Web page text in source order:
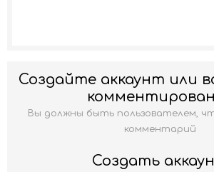
Создайте аккаунт или
Вы должны быть пользователем,
комментарий
Создать